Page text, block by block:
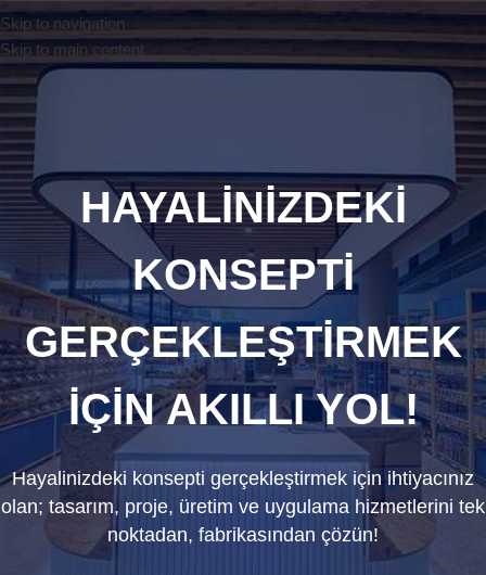
Skip to navigation
Skip to main content
HAYALİNİZDEKİ
KONSEPTİ
GERÇEKLEŞTİRMEK
İÇİN AKILLI YOL!
Hayalinizdeki konsepti gerçekleştirmek için ihtiyacınız
olan; tasarım, proje, üretim ve uygulama hizmetlerini tek
noktadan, fabrikasından çözün!